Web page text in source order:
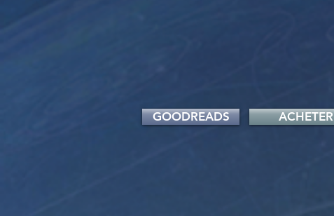
GOODREADS ACHETER